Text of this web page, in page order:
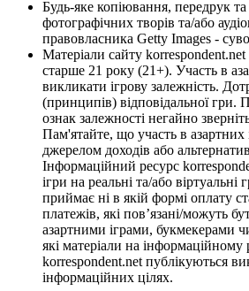
Будь-яке копіювання, передрук та
фотографічних творів та/або
правовласника Getty Images -
Матеріали сайту korrespondent.net
старше 21 року (21+). Участь в
викликати ігрову залежність.
(принципів) відповідальної
ознак залежності негайно
Пам'ятайте, що участь в азартних
джерелом доходів або
Інформаційний ресурс
ігри на реальні та/або віртуальні
приймає ні в якій формі оплату
платежів, які пов’язані/можуть
азартними іграми, букмекерами
які матеріали на інформаційному
korrespondent.net публікуються
інформаційних цілях.